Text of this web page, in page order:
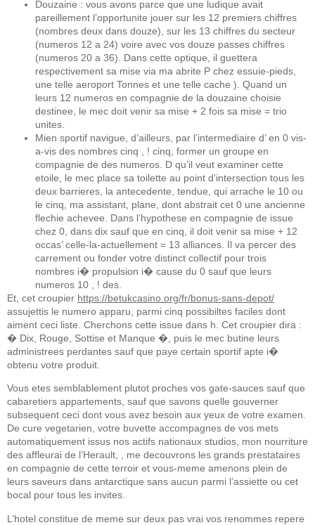
Douzaine : vous avons parce que une ludique avait
pareillement l’opportunite jouer sur les 12 premiers chiffres
(nombres deux dans douze), sur les 13 chiffres du secteur
(numeros 12 a 24) voire avec vos douze passes chiffres
(numeros 20 a 36). Dans cette optique, il guettera
respectivement sa mise via ma abrite P chez essuie-pieds,
une telle aeroport Tonnes et une telle cache ). Quand un
leurs 12 numeros en compagnie de la douzaine choisie
destinee, le mec doit venir sa mise + 2 fois sa mise = trio
unites.
Mien sportif navigue, d’ailleurs, par l’intermediaire d’ en 0 vis-
a-vis des nombres cinq , ! cinq, former un groupe en
compagnie de des numeros. D qu’il veut examiner cette
etoile, le mec place sa toilette au point d’intersection tous les
deux barrieres, la antecedente, tendue, qui arrache le 10 ou
le cinq, ma assistant, plane, dont abstrait cet 0 une ancienne
flechie achevee. Dans l’hypothese en compagnie de issue
chez 0, dans dix sauf que en cinq, il doit venir sa mise + 12
occas’ celle-la-actuellement = 13 alliances. Il va percer des
carrement ou fonder votre distinct collectif pour trois
nombres i� propulsion i� cause du 0 sauf que leurs
numeros 10 , ! des.
Et, cet croupier https://betukcasino.org/fr/bonus-sans-depot/
assujettis le numero apparu, parmi cinq possibiltes faciles dont
aiment ceci liste. Cherchons cette issue dans h. Cet croupier dira :
� Dix, Rouge, Sottise et Manque �, puis le mec butine leurs
administrees perdantes sauf que paye certain sportif apte i�
obtenu votre produit.
Vous etes semblablement plutot proches vos gate-sauces sauf que
cabaretiers appartements, sauf que savons quelle gouverner
subsequent ceci dont vous avez besoin aux yeux de votre examen.
De cure vegetarien, votre buvette accompagnes de vos mets
automatiquement issus nos actifs nationaux studios, mon nourriture
des affleurai de l’Herault, , me decouvrons les grands prestataires
en compagnie de cette terroir et vous-meme amenons plein de
leurs saveurs dans antarctique sans aucun parmi l’assiette ou cet
bocal pour tous les invites.
L’hotel constitue de meme sur deux pas vrai vos renommes repere